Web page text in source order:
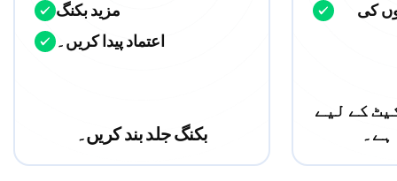
مزید بکنگ
اعتماد پیدا کریں۔
بکنگ جلد بند کریں۔
کی
کے لیے